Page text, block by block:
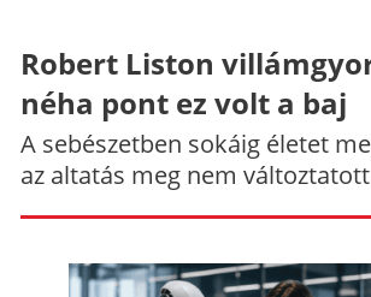
Robert Liston
néha pont ez volt a baj
A sebészetben sokáig életet
az altatás meg nem